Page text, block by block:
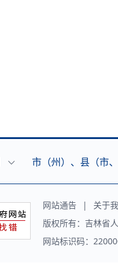
市（州）、县（市
网站通告 |
关于
版权所有：吉林省
网站标识码：